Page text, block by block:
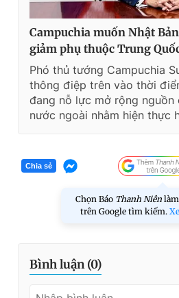
Campuchia muốn Nhật
giảm phụ thuộc Trung
Phó thủ tướng Campuchia
thông điệp trên vào thời
đang nỗ lực mở rộng
nước ngoài nhằm hiện thực
Chia sẻ
Chọn Báo Thanh Niên làm
trên Google tìm kiếm.
Bình luận (0)